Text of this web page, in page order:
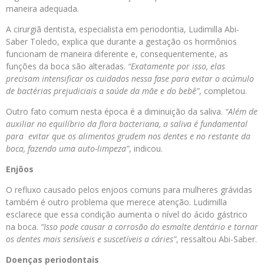
maneira adequada.
A cirurgiã dentista, especialista em periodontia, Ludimilla Abi-
Saber Toledo, explica que durante a gestação os hormônios
funcionam de maneira diferente e, consequentemente, as
funções da boca são alteradas. “Exatamente por isso, elas
precisam intensificar os cuidados nessa fase para evitar o acúmulo
de bactérias prejudiciais a saúde da mãe e do bebê”, completou.
Outro fato comum nesta época é a diminuição da saliva. “Além de
auxiliar no equilíbrio da flora bacteriana, a saliva é fundamental
para evitar que os alimentos grudem nos dentes e no restante da
boca, fazendo uma auto-limpeza”, indicou.
Enjôos
O refluxo causado pelos enjoos comuns para mulheres grávidas
também é outro problema que merece atenção. Ludimilla
esclarece que essa condição aumenta o nível do ácido gástrico
na boca. “Isso pode causar a corrosão do esmalte dentário e tornar
os dentes mais sensíveis e suscetíveis a cáries”, ressaltou Abi-Saber.
Doenças periodontais